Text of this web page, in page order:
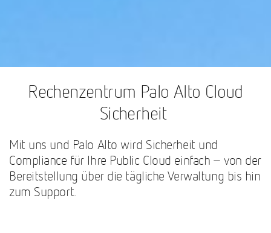
Rechenzentrum Palo Alto Cloud
Sicherheit
Mit uns und Palo Alto wird Sicherheit und
Compliance für Ihre Public Cloud einfach – von der
Bereitstellung über die tägliche Verwaltung bis hin
zum Support.